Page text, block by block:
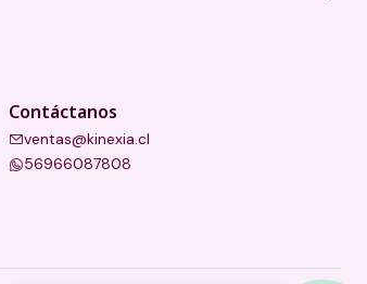
Contáctanos
ventas@kinexia.cl
56966087808